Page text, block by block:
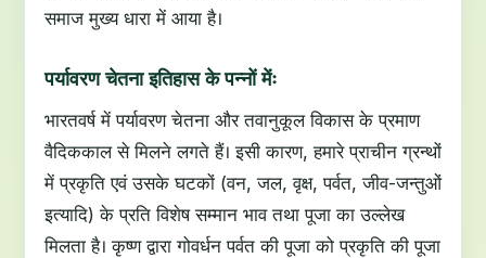
समाज मुख्य धारा में आया है।
पर्यावरण चेतना इतिहास के पन्नों मेंः
भारतवर्ष में पर्यावरण चेतना और तवानुकूल विकास के प्रमाण
वैदिककाल से मिलने लगते हैं। इसी कारण, हमारे प्राचीन ग्रन्थों
में प्रकृति एवं उसके घटकों (वन, जल, वृक्ष, पर्वत, जीव-जन्तुओं
इत्यादि) के प्रति विशेष सम्मान भाव तथा पूजा का उल्लेख
मिलता है। कृष्ण द्वारा गोवर्धन पर्वत की पूजा को प्रकृति की पूजा